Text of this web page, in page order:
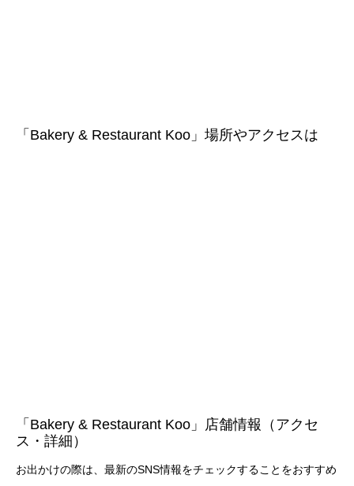
「Bakery & Restaurant Koo」場所やアクセスは
「Bakery & Restaurant Koo」店舗情報（アクセ
ス・詳細）
お出かけの際は、最新のSNS情報をチェックすることをおすすめ